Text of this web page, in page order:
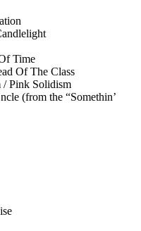
Time
Of The Class
/ Pink Solidism
(from the “Somethin’